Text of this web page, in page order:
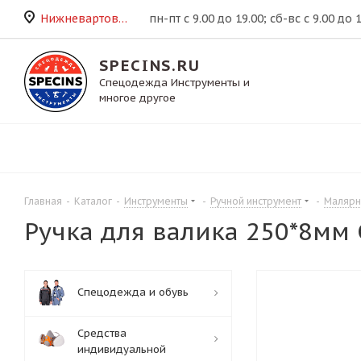
Нижневартовск пн-пт с 9.00 до 19.00; сб-вс с 9.00 до
SPECINS.RU
Спецодежда Инструменты и
многое другое
Главная - Каталог - Инструменты - Ручной инструмент -
Ручка для валика 250*8мм
Спецодежда и обувь
Средства
индивидуальной